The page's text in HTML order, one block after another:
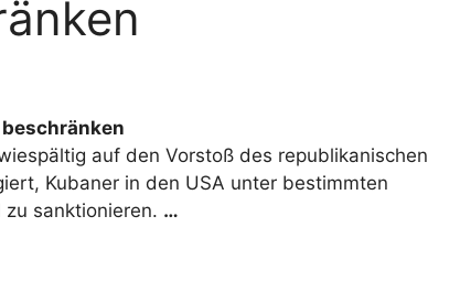
auf den Vorstoß des republikanischen
Kubaner in den USA unter bestimmten
zu sanktionieren. …